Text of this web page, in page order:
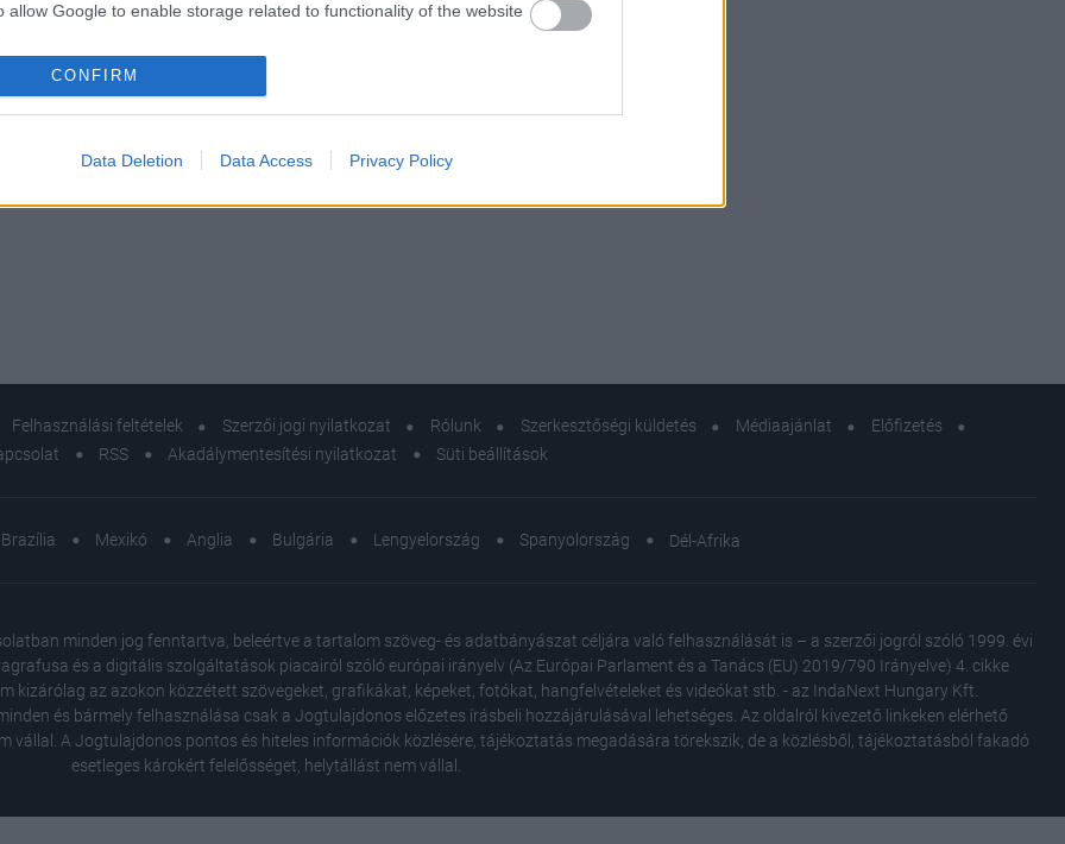
allow Google to enable storage related to functionality of the website
allow Google to enable storage related to personalization.
functionality and fraud prevention, and other user protection.
CONFIRM
Data Deletion Data Access Privacy Policy
Felhasználási feltételek Szerzői jogi nyilatkozat Rólunk Szerkesztőségi küldetés Médiaajánlat
Előfizetés
RSS Akadálymentesítési nyilatkozat Süti beállítások
Brazília Mexikó Anglia Bulgária Lengyelország Spanyolország Dél-Afrika
minden jog fenntartva, beleértve a tartalom szöveg- és adatbányászat céljára való felhasználását is – a szerzői jogról szóló 1999. évi
és a digitális szolgáltatások piacairól szóló európai irányelv (Az Európai Parlament és a Tanács (EU) 2019/790 Irányelve) 4. cikke
kizárólag az azokon közzétett szövegeket, grafikákat, képeket, fotókat, hangfelvételeket és videókat stb. - az IndaNext Hungary Kft.
és bármely felhasználása csak a Jogtulajdonos előzetes írásbeli hozzájárulásával lehetséges. Az oldalról kivezető linkeken elérhető
A Jogtulajdonos pontos és hiteles információk közlésére, tájékoztatás megadására törekszik, de a közlésből, tájékoztatásból fakadó
esetleges károkért felelősséget, helytállást nem vállal.